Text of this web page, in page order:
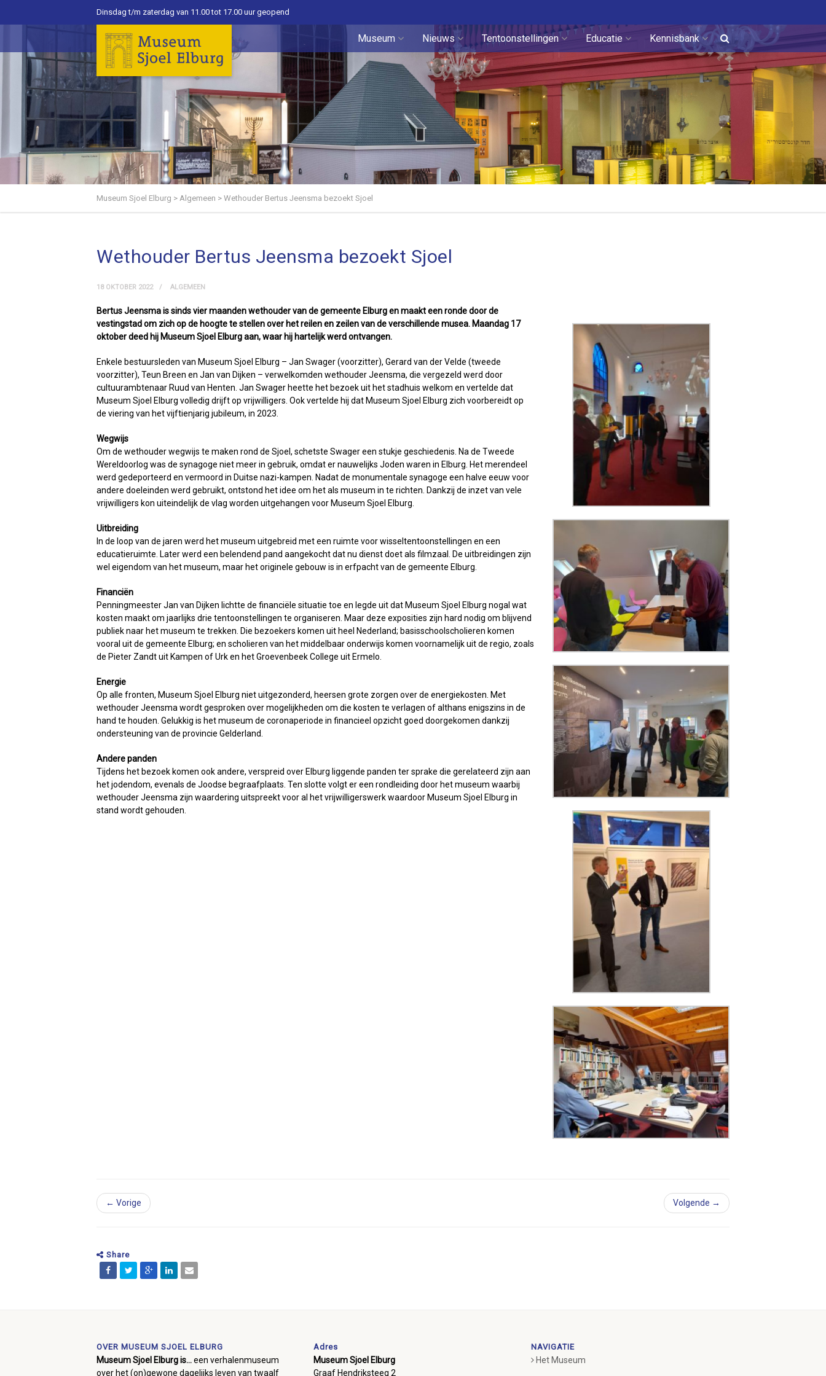
Dinsdag t/m zaterdag van 11.00 tot 17.00 uur geopend
Museum Nieuws Tentoonstellingen Educatie Kennisbank
Museum Sjoel Elburg > Algemeen > Wethouder Bertus Jeensma bezoekt Sjoel
Wethouder Bertus Jeensma bezoekt Sjoel
18 OKTOBER 2022 ALGEMEEN
Bertus Jeensma is sinds vier maanden wethouder van de gemeente Elburg en maakt een ronde door de
vestingstad om zich op de hoogte te stellen over het reilen en zeilen van de verschillende musea. Maandag 17
oktober deed hij Museum Sjoel Elburg aan, waar hij hartelijk werd ontvangen.
Enkele bestuursleden van Museum Sjoel Elburg – Jan Swager (voorzitter), Gerard van der Velde (tweede
voorzitter), Teun Breen en Jan van Dijken – verwelkomden wethouder Jeensma, die vergezeld werd door
cultuurambtenaar Ruud van Henten. Jan Swager heette het bezoek uit het stadhuis welkom en vertelde dat
Museum Sjoel Elburg volledig drijft op vrijwilligers. Ook vertelde hij dat Museum Sjoel Elburg zich voorbereidt op
de viering van het vijftienjarig jubileum, in 2023.
Wegwijs
Om de wethouder wegwijs te maken rond de Sjoel, schetste Swager een stukje geschiedenis. Na de Tweede
Wereldoorlog was de synagoge niet meer in gebruik, omdat er nauwelijks Joden waren in Elburg. Het merendeel
werd gedeporteerd en vermoord in Duitse nazi-kampen. Nadat de monumentale synagoge een halve eeuw voor
andere doeleinden werd gebruikt, ontstond het idee om het als museum in te richten. Dankzij de inzet van vele
vrijwilligers kon uiteindelijk de vlag worden uitgehangen voor Museum Sjoel Elburg.
Uitbreiding
In de loop van de jaren werd het museum uitgebreid met een ruimte voor wisseltentoonstellingen en een
educatieruimte. Later werd een belendend pand aangekocht dat nu dienst doet als filmzaal. De uitbreidingen zijn
wel eigendom van het museum, maar het originele gebouw is in erfpacht van de gemeente Elburg.
Financiën
Penningmeester Jan van Dijken lichtte de financiële situatie toe en legde uit dat Museum Sjoel Elburg nogal wat
kosten maakt om jaarlijks drie tentoonstellingen te organiseren. Maar deze exposities zijn hard nodig om blijvend
publiek naar het museum te trekken. Die bezoekers komen uit heel Nederland; basisschoolscholieren komen
vooral uit de gemeente Elburg; en scholieren van het middelbaar onderwijs komen voornamelijk uit de regio, zoals
de Pieter Zandt uit Kampen of Urk en het Groevenbeek College uit Ermelo.
Energie
Op alle fronten, Museum Sjoel Elburg niet uitgezonderd, heersen grote zorgen over de energiekosten. Met
wethouder Jeensma wordt gesproken over mogelijkheden om die kosten te verlagen of althans enigszins in de
hand te houden. Gelukkig is het museum de coronaperiode in financieel opzicht goed doorgekomen dankzij
ondersteuning van de provincie Gelderland.
Andere panden
Tijdens het bezoek komen ook andere, verspreid over Elburg liggende panden ter sprake die gerelateerd zijn aan
het jodendom, evenals de Joodse begraafplaats. Ten slotte volgt er een rondleiding door het museum waarbij
wethouder Jeensma zijn waardering uitspreekt voor al het vrijwilligerswerk waardoor Museum Sjoel Elburg in
stand wordt gehouden.
← Vorige Volgende →
Share
OVER MUSEUM SJOEL ELBURG
Museum Sjoel Elburg is...een verhalenmuseum
over het (on)gewone dagelijks leven van twaalf
Adres
Museum Sjoel Elburg
Graaf Hendriksteeg 2
NAVIGATIE
Het Museum